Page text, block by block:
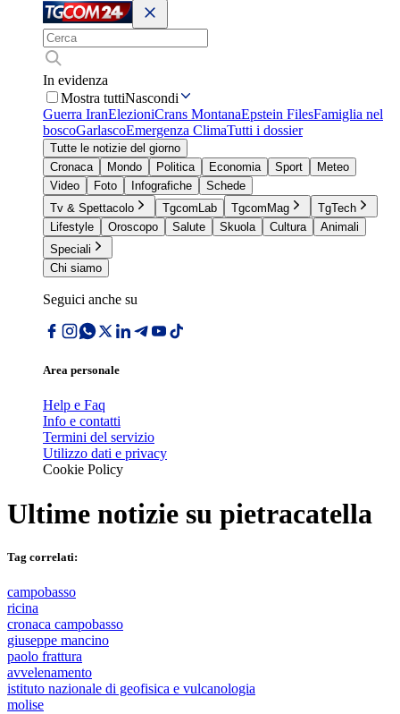
In evidenza
Mostra tuttiNascondi
Guerra IranElezioniCrans MontanaEpstein FilesFamiglia nel
boscoGarlascoEmergenza ClimaTutti i dossier
Tutte le notizie del giorno
Cronaca
Mondo Politica Economia Sport
Meteo
Video
Foto Infografiche
Schede
Tv & Spettacolo
TgcomLab TgcomMag
TgTech
Lifestyle
Oroscopo Salute Skuola Cultura
Animali
Speciali
Chi siamo
Seguici anche su
Area personale
Help e Faq
Info e contatti
Termini del servizio
Utilizzo dati e privacy
Cookie Policy
Ultime notizie su pietracatella
Tag correlati:
campobasso
ricina
cronaca campobasso
giuseppe mancino
paolo frattura
avvelenamento
istituto nazionale di geofisica e vulcanologia
molise